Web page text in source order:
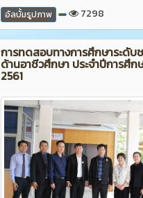
อัลบั้มรูปภาพ 7298
การทดสอบทางการศึกษาระดับ
ด้านอาชีวศึกษา ประจำปีการศึก
2561